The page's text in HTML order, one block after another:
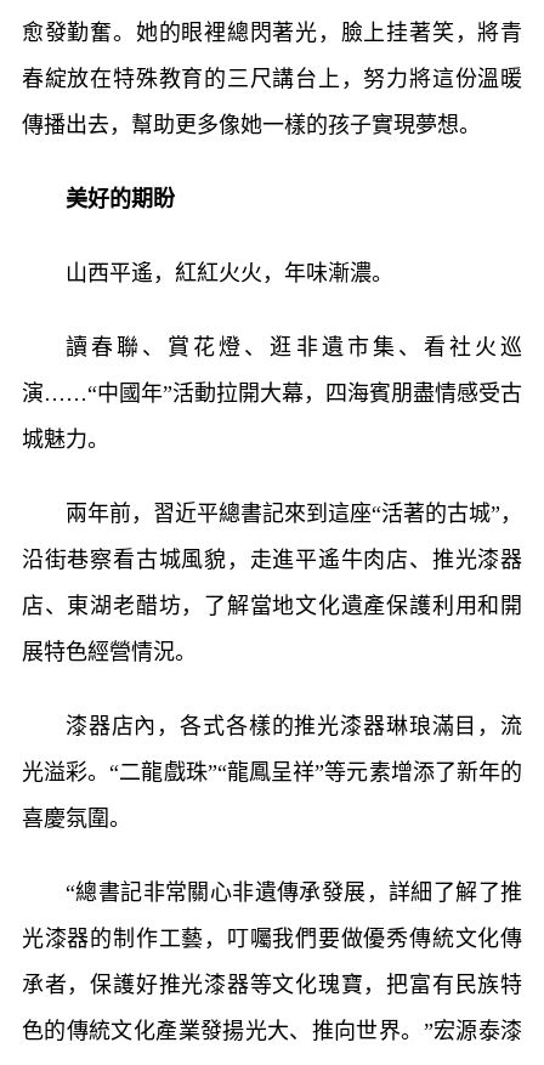
愈發勤奮。她的眼裡總閃著光，臉上挂著笑，將青
春綻放在特殊教育的三尺講台上，努力將這份溫暖
傳播出去，幫助更多像她一樣的孩子實現夢想。
美好的期盼
山西平遙，紅紅火火，年味漸濃。
讀春聯、賞花燈、逛非遺市集、看社火巡
演……“中國年”活動拉開大幕，四海賓朋盡情感受古
城魅力。
兩年前，習近平總書記來到這座“活著的古城”，
沿街巷察看古城風貌，走進平遙牛肉店、推光漆器
店、東湖老醋坊，了解當地文化遺產保護利用和開
展特色經營情況。
漆器店內，各式各樣的推光漆器琳琅滿目，流
光溢彩。“二龍戲珠”“龍鳳呈祥”等元素增添了新年的
喜慶氛圍。
“總書記非常關心非遺傳承發展，詳細了解了推
光漆器的制作工藝，叮囑我們要做優秀傳統文化傳
承者，保護好推光漆器等文化瑰寶，把富有民族特
色的傳統文化產業發揚光大、推向世界。”宏源泰漆